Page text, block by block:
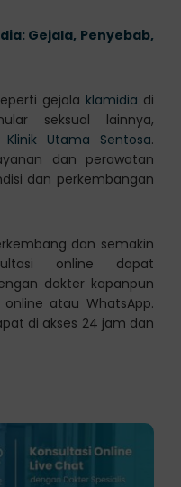
Gejala, Penyebab,
gejala klamidia di
seksual lainnya,
Klinik Utama Sentosa.
dan perawatan
dan perkembangan
dan semakin
online dapat
dokter kapanpun
atau WhatsApp.
di akses 24 jam dan